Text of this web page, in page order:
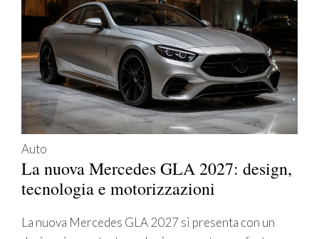
Auto
La nuova Mercedes GLA 2027: design,
tecnologia e motorizzazioni
La nuova Mercedes GLA 2027 si presenta con un